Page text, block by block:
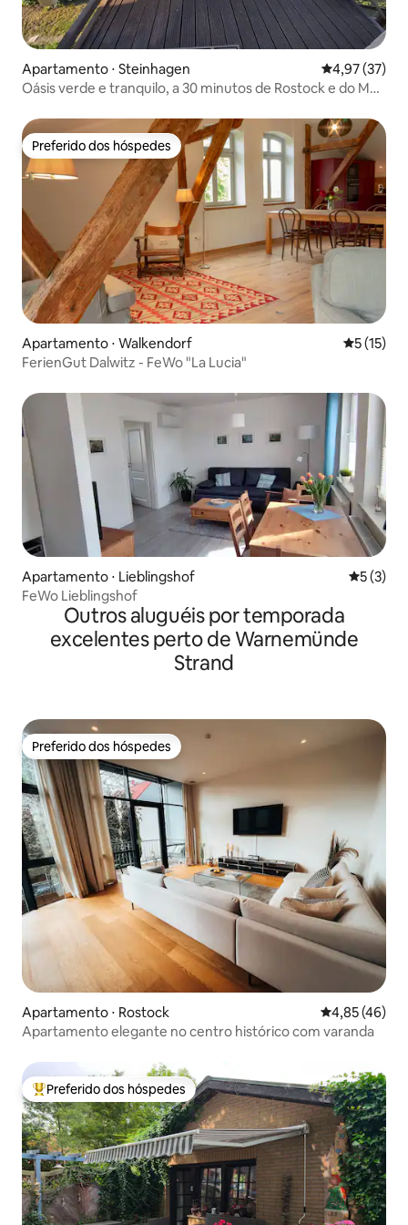
Apartamento ⋅ Steinhagen 4,97 de uma
4,97 (37)
Oásis verde e tranquilo, a 30 minutos de Rostock e do Mar
Preferido dos hóspedes
Preferido dos hóspedes
Apartamento ⋅ Walkendorf 5 de uma
5 (15)
FerienGut Dalwitz - FeWo "La Lucia"
Apartamento ⋅ Lieblingshof 5 de
5 (3)
FeWo Lieblingshof
Outros aluguéis por temporada
excelentes perto de Warnemünde
Strand
Preferido dos hóspedes
Preferido dos hóspedes
Apartamento ⋅ Rostock 4,85 de uma
4,85 (46)
Apartamento elegante no centro histórico com varanda
Entre os melhores preferidos dos hóspedes
Preferido dos hóspedes